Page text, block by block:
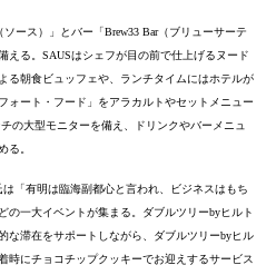
ース）」とバー「Brew33 Bar（ブリューサーテ
える。SAUSはシェフが目の前で仕上げるヌード
る朝食ビュッフェや、ランチタイムにはホテルが
ォート・フード」をアラカルトやセットメニュー
の大型モニターを備え、ドリンクやバーメニュ
る。
「有明は臨海副都心と言われ、ビジネスはもち
の一大イベントが集まる。ダブルツリーbyヒルト
な滞在をサポートしながら、ダブルツリーbyヒル
時にチョコチップクッキーでお迎えするサービス